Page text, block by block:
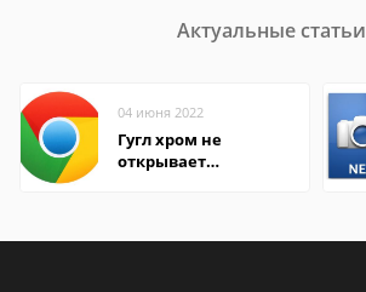
Актуальные статьи
04 июня 2022
Гугл хром не
открывает